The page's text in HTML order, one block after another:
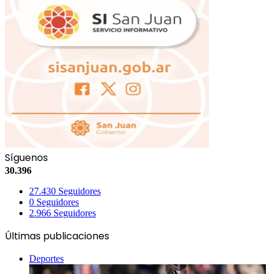
Síguenos
30.396
27.430 Seguidores
0 Seguidores
2.966 Seguidores
Últimas publicaciones
Deportes